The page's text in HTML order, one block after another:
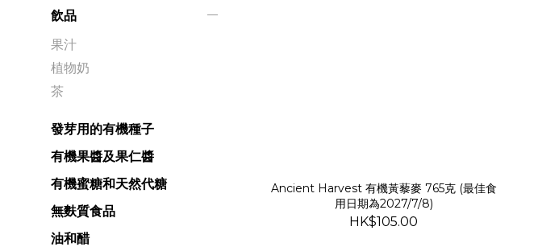
飲品
果汁
植物奶
茶
發芽用的有機種子
有機果醬及果仁醬
有機蜜糖和天然代糖
無麩質食品
油和醋
Ancient Harvest 有機黃藜麥 765克 (最佳食
用日期為2027/7/8)
HK$105.00